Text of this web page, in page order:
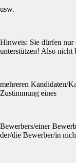
usw.
Hinweis: Sie dürfen nur
unterstützen! Also nicht
mehreren Kandidaten/
Zustimmung eines
Bewerbers/einer
der/die Bewerber/in